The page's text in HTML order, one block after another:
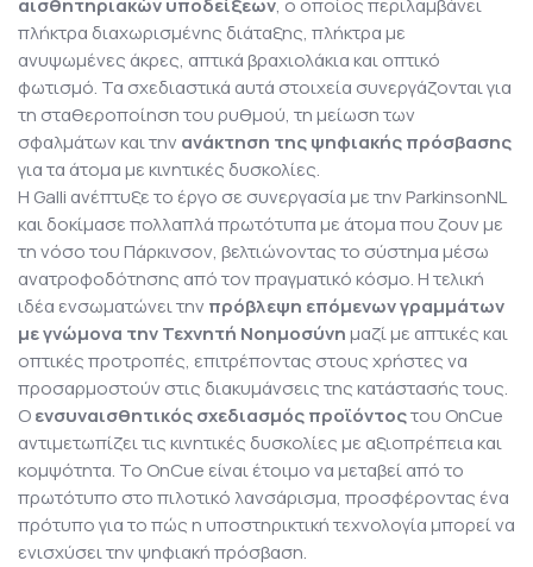
αισθητηριακών υποδείξεων, ο οποίος περιλαμβάνει
πλήκτρα διαχωρισμένης διάταξης, πλήκτρα με
ανυψωμένες άκρες, απτικά βραχιολάκια και οπτικό
φωτισμό. Τα σχεδιαστικά αυτά στοιχεία συνεργάζονται για
τη σταθεροποίηση του ρυθμού, τη μείωση των
σφαλμάτων και την ανάκτηση της ψηφιακής πρόσβασης
για τα άτομα με κινητικές δυσκολίες.
Η Galli ανέπτυξε το έργο σε συνεργασία με την ParkinsonNL
και δοκίμασε πολλαπλά πρωτότυπα με άτομα που ζουν με
τη νόσο του Πάρκινσον, βελτιώνοντας το σύστημα μέσω
ανατροφοδότησης από τον πραγματικό κόσμο. Η τελική
ιδέα ενσωματώνει την πρόβλεψη επόμενων γραμμάτων
με γνώμονα την Τεχνητή Νοημοσύνημαζί με απτικές και
οπτικές προτροπές, επιτρέποντας στους χρήστες να
προσαρμοστούν στις διακυμάνσεις της κατάστασής τους.
Οενσυναισθητικός σχεδιασμός προϊόντοςτου OnCue
αντιμετωπίζει τις κινητικές δυσκολίες με αξιοπρέπεια και
κομψότητα. Το OnCue είναι έτοιμο να μεταβεί από το
πρωτότυπο στο πιλοτικό λανσάρισμα, προσφέροντας ένα
πρότυπο για το πώς η υποστηρικτική τεχνολογία μπορεί να
ενισχύσει την ψηφιακή πρόσβαση.